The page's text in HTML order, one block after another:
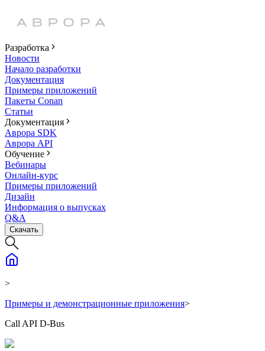
Разработка
Новости
Начало разработки
Документация
Примеры приложений
Пакеты Conan
Статьи
Документация
Аврора SDK
Аврора API
Обучение
Вебинары
Онлайн-курс
Примеры приложений
Дизайн
Информация о выпусках
Q&A
Скачать
>
Примеры и демонстрационные приложения>
Call API D-Bus